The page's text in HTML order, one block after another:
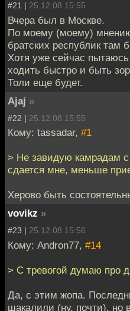
#21 | 25.12.08 15:55
Вчера был в Москве.
По моему (моему)
братских республик там
Хотя уже сейчас
ходить быстро и быть
Толи еще будет.
Ajaj »
#22 | 25.12.08 15:55
Кому: tassadar, #1
> Не завидую камрадам
сдается мне, меньше
Херово быть
vovikz »
#23 | 25.12.08 15:56
Кому: Andron77, #14
> С тревогой думаю про
Да, с этим жопа.
шакалили (ну, почти), но